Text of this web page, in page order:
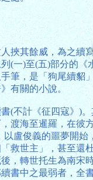
挾其餘威，為之
(一)至(五)部分的
筆，是「狗尾續
有關的小說。
(不計《征四寇》)
渡海至暹羅，在
盧俊義的噩夢開
救世主」，甚至
，轉世托生為南
書中之最弱者，全